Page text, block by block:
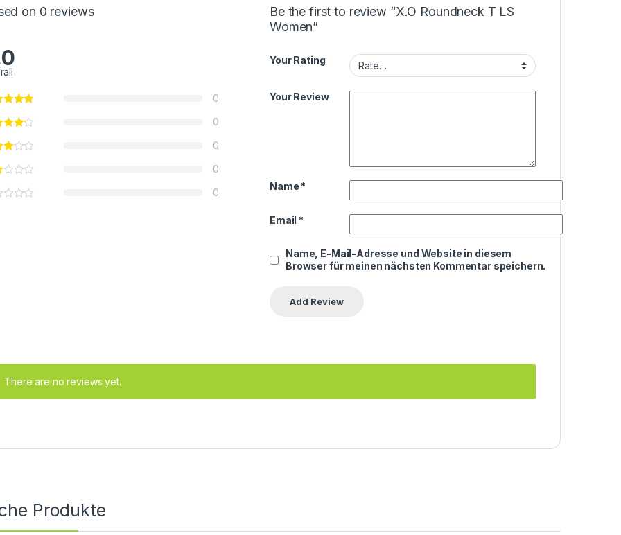
on 0 reviews
0
0
0
0
0
Be the first to review “X.O Roundneck T LS
Women”
Your Rating
Your Review
Name *
Email *
Name, E-Mail-Adresse und Website in diesem
Browser für meinen nächsten Kommentar speichern.
There are no reviews yet.
Produkte